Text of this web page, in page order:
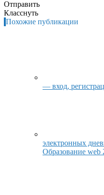
Отправить
Класснуть
Похожие публикации
— вход,
электронных
Образование web